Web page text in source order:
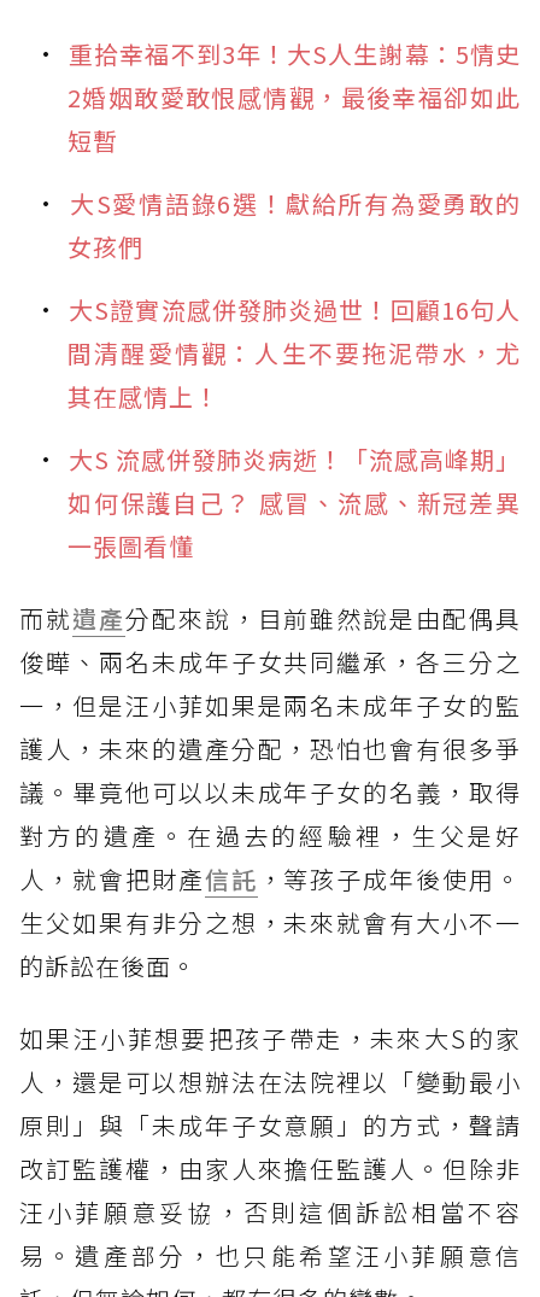
重拾幸福不到3年！大S人生謝幕：5情史
2婚姻敢愛敢恨感情觀，最後幸福卻如此
短暫
大S愛情語錄6選！獻給所有為愛勇敢的
女孩們
大S證實流感併發肺炎過世！回顧16句人
間清醒愛情觀：人生不要拖泥帶水，尤
其在感情上！
大S 流感併發肺炎病逝！「流感高峰期」
如何保護自己？ 感冒、流感、新冠差異
一張圖看懂
而就遺產分配來說，目前雖然說是由配偶具
俊曄、兩名未成年子女共同繼承，各三分之
一，但是汪小菲如果是兩名未成年子女的監
護人，未來的遺產分配，恐怕也會有很多爭
議。畢竟他可以以未成年子女的名義，取得
對方的遺產。在過去的經驗裡，生父是好
人，就會把財產信託 ，等孩子成年後使用。
生父如果有非分之想，未來就會有大小不一
的訴訟在後面。
如果汪小菲想要把孩子帶走，未來大S的家
人，還是可以想辦法在法院裡以「變動最小
原則」與「未成年子女意願」的方式，聲請
改訂監護權，由家人來擔任監護人。但除非
汪小菲願意妥協，否則這個訴訟相當不容
易。遺產部分，也只能希望汪小菲願意信